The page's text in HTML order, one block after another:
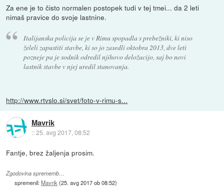
Za ene je to čisto normalen postopek tudi v tej tmei... da 2 leti
nimaš pravice do svoje lastnine.
Italijanska policija se je v Rimu spopadla s prebežniki, ki niso
želeli zapustiti stavbe, ki so jo zasedli oktobra 2013, dve leti
pozneje pa je sodnik odredil njihovo deložacijo, saj bo novi
lastnik stavbe v njej uredil stanovanja.
http://www.rtvslo.si/svet/foto-v-rimu-s...
Mavrik
::25. avg 2017, 08:52
Fantje, brez žaljenja prosim.
Zgodovina sprememb…
spremenil:Mavrik (25. avg 2017 ob 08:52)